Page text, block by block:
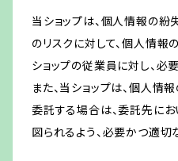
当ショップは、個人情報の紛
のリスクに対して、個人情報
ショップの従業員に対し、必
また、当ショップは、個人
委託する場合は、委託先に
図られるよう、必要かつ適切